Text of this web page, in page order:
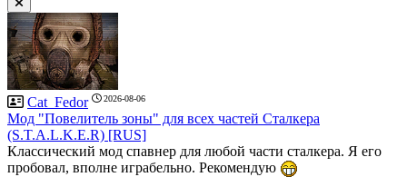
Cat_Fedor 2026-08-06
Мод "Повелитель зоны" для всех частей Сталкера
(S.T.A.L.K.E.R) [RUS]
Классический мод спавнер для любой части сталкера. Я его
пробовал, вполне играбельно. Рекомендую